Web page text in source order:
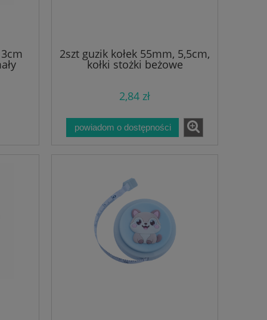
2szt guzik kołek 55mm, 5,5cm,
kołki stożki beżowe
2,84 zł
powiadom o dostępności